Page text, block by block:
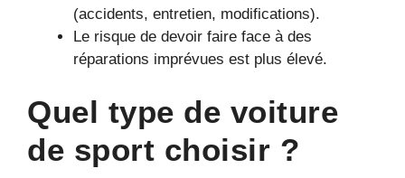
(accidents, entretien, modifications).
Le risque de devoir faire face à des
réparations imprévues est plus élevé.
Quel type de voiture
de sport choisir ?